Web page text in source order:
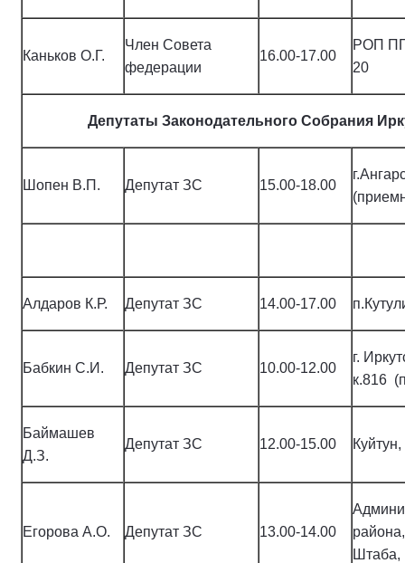
Каньков О.Г.
Член Совета
федерации
16.00-17.00
РОП ПП
20
Депутаты Законодательного Собрания
Шопен В.П. Депутат ЗС 15.00-18.00
Алдаров К.Р. Депутат ЗС 14.00-17.00
Бабкин С.И. Депутат ЗС 10.00-12.00
г.
к.816
Баймашев
Д.З.
Депутат ЗС 12.00-15.00
Егорова А.О. Депутат ЗС 13.00-14.00
Штаба,